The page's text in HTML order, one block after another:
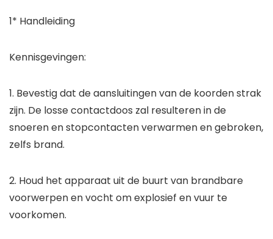
1* Handleiding
Kennisgevingen:
1. Bevestig dat de aansluitingen van de koorden strak
zijn. De losse contactdoos zal resulteren in de
snoeren en stopcontacten verwarmen en gebroken,
zelfs brand.
2. Houd het apparaat uit de buurt van brandbare
voorwerpen en vocht om explosief en vuur te
voorkomen.